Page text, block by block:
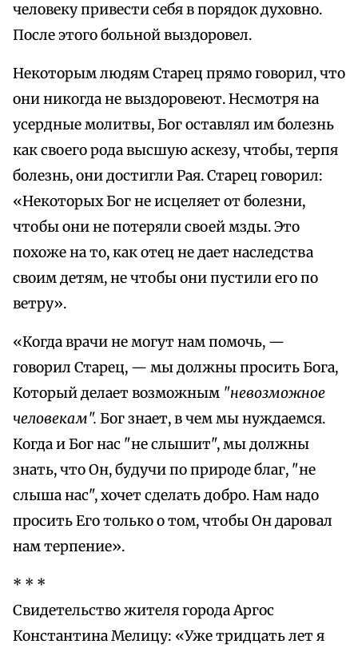
человеку привести себя в порядок духовно.
После этого больной выздоровел.
Некоторым людям Старец прямо говорил, что
они никогда не выздоровеют. Несмотря на
усердные молитвы, Бог оставлял им болезнь
как своего рода высшую аскезу, чтобы, терпя
болезнь, они достигли Рая. Старец говорил:
«Некоторых Бог не исцеляет от болезни,
чтобы они не потеряли своей мзды. Это
похоже на то, как отец не дает наследства
своим детям, не чтобы они пустили его по
ветру».
«Когда врачи не могут нам помочь, —
говорил Старец, — мы должны просить Бога,
Который делает возможным "невозможное
человекам". Бог знает, в чем мы нуждаемся.
Когда и Бог нас "не слышит", мы должны
знать, что Он, будучи по природе благ, "не
слыша нас", хочет сделать добро. Нам надо
просить Его только о том, чтобы Он даровал
нам терпение».
* * *
Свидетельство жителя города Аргос
Константина Мелицу: «Уже тридцать лет я